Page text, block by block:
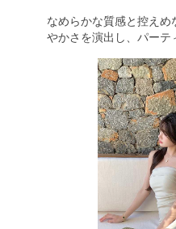
なめらかな質感と控え
やかさを演出し、パーテ